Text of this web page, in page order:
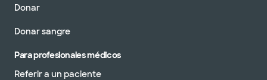
Donar
Donar sangre
Para profesionales médicos
Referir a un paciente